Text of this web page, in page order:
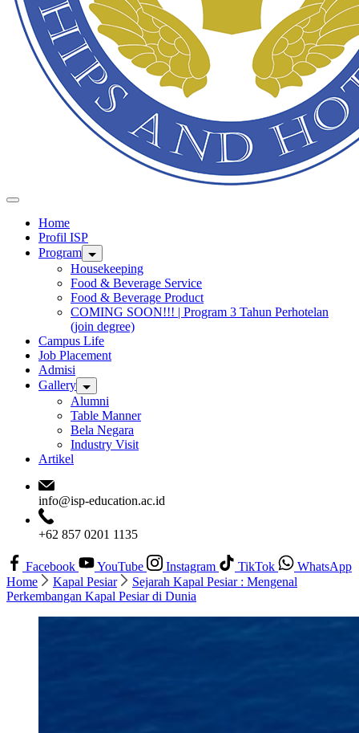
Home
Profil ISP
Program
Housekeeping
Food & Beverage Service
Food & Beverage Product
COMING SOON!!! | Program 3 Tahun Perhotelan
(join degree)
Campus Life
Job Placement
Admisi
Gallery
Alumni
Table Manner
Bela Negara
Industry Visit
Artikel
info@isp-education.ac.id
+62 857 0201 1135
Facebook YouTube Instagram TikTok
WhatsApp
Home
Kapal Pesiar
Sejarah Kapal Pesiar : Mengenal
Perkembangan Kapal Pesiar di Dunia